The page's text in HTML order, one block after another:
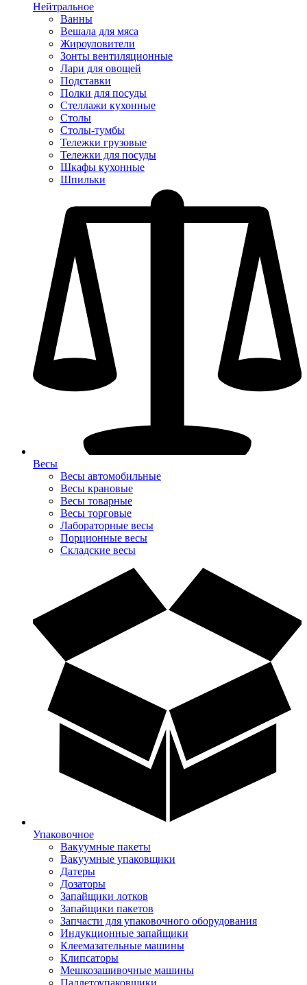
Нейтральное
Ванны
Вешала для мяса
Жироуловители
Зонты вентиляционные
Лари для овощей
Подставки
Полки для посуды
Стеллажи кухонные
Столы
Столы-тумбы
Тележки грузовые
Тележки для посуды
Шкафы кухонные
Шпильки
Весы
Весы автомобильные
Весы крановые
Весы товарные
Весы торговые
Лабораторные весы
Порционные весы
Складские весы
Упаковочное
Вакуумные пакеты
Вакуумные упаковщики
Датеры
Дозаторы
Запайщики лотков
Запайщики пакетов
Запчасти для упаковочного оборудования
Индукционные запайщики
Клеемазательные машины
Клипсаторы
Мешкозашивочные машины
Паллетоупаковщики